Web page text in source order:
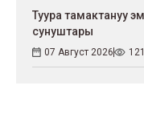
Туура тамактануу
сунуштары
07 Август 2026 121